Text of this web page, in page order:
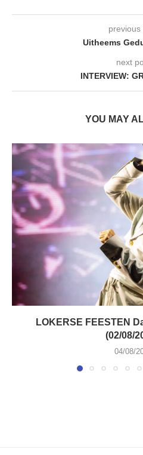
previous
Uitheems
next
INTERVIEW:
YOU MAY
LOKERSE FEESTEN
(02/08/
04/08/